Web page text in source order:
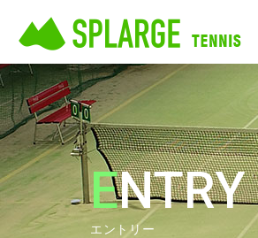
ENTRY
エントリー